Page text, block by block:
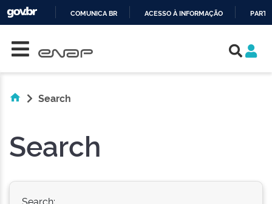
COMUNICA BR ACESSO À INFORMAÇÃO
Search
Search
Search: